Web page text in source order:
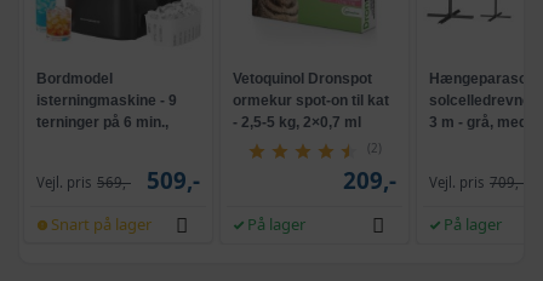
Bordmodel
isterningmaskine - 9
terninger på 6 min.,
Vejl. pris 569,- 509,-
Snart på lager
Vetoquinol Dronspot
ormekur spot-on til kat
- 2,5-5 kg, 2×0,7 ml
(2)
209,-
På lager
Hængeparasols
solcelledrevne
3 m - grå, med
Vejl. pris 709,-
På lager